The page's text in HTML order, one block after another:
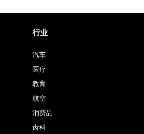
行业
汽车
医疗
教育
航空
消费品
齿科